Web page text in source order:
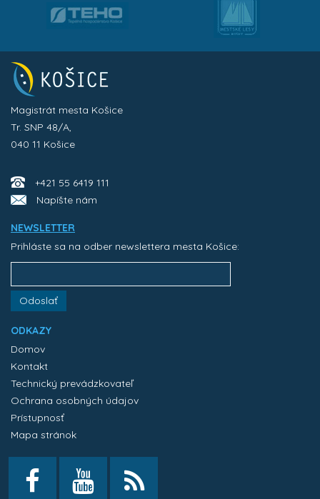
Magistrát mesta Košice
Tr. SNP 48/A,
040 11 Košice
+421 55 6419 111
Napíšte nám
NEWSLETTER
Prihláste sa na odber newslettera mesta Košice:
Odoslať
ODKAZY
Domov
Kontakt
Technický prevádzkovateľ
Ochrana osobných údajov
Prístupnosť
Mapa stránok